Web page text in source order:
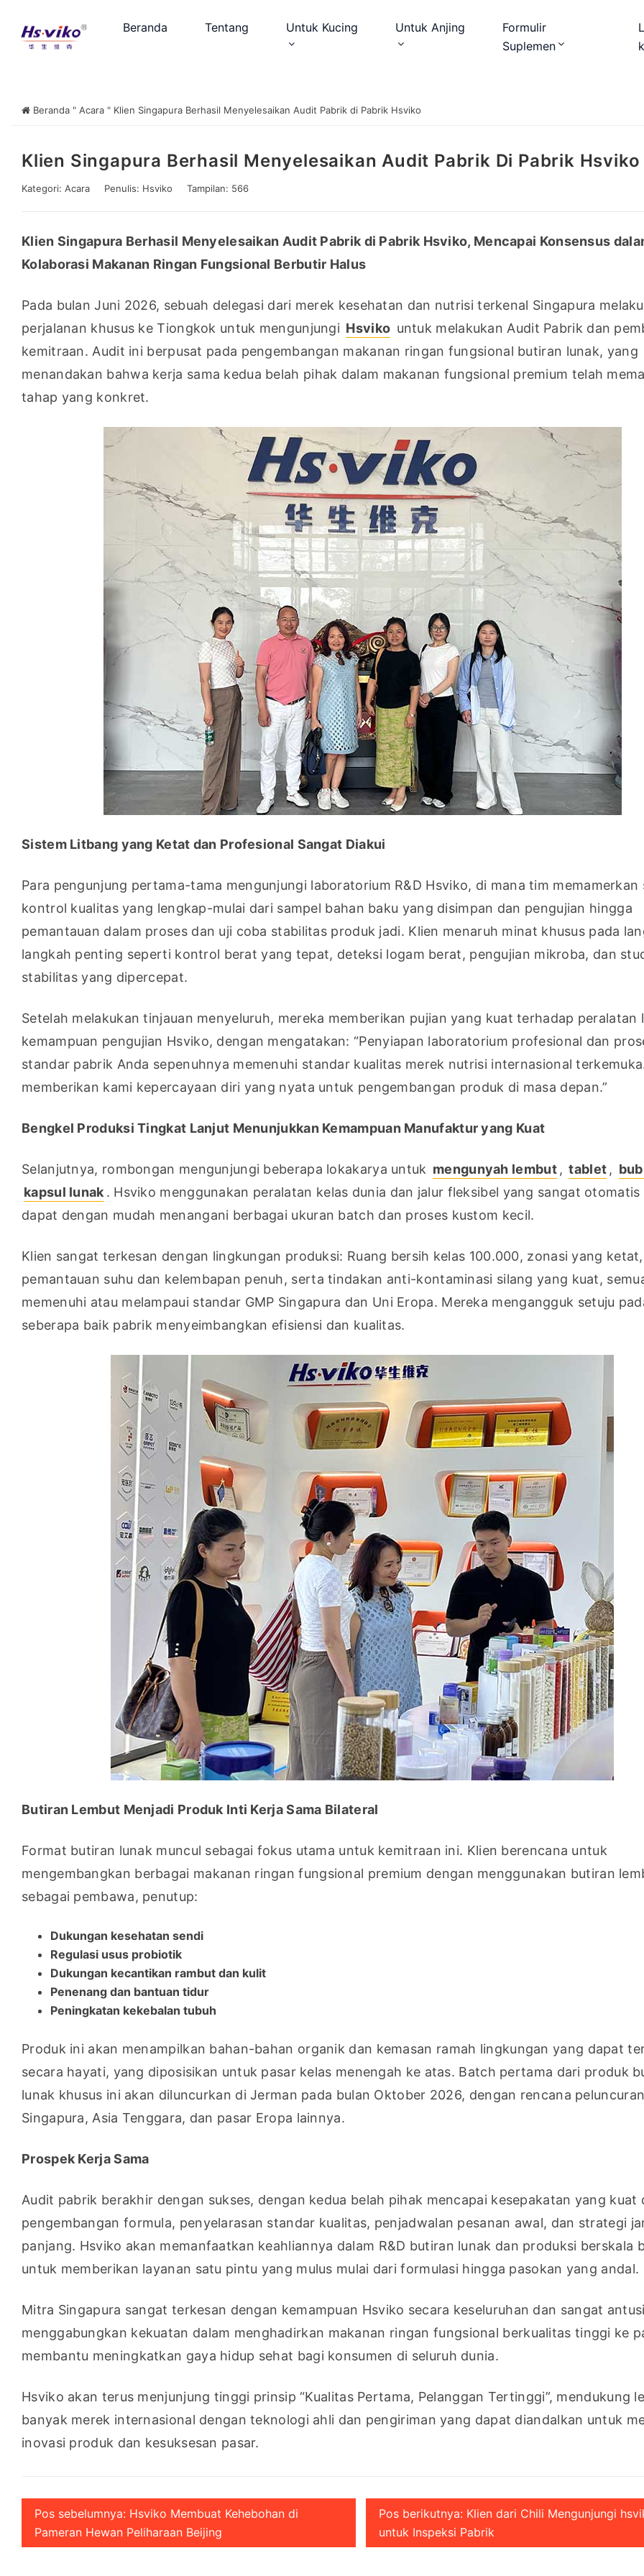
Beranda Tentang Untuk Kucing Untuk Anjing
Formulir
Suplemen
Beranda " Acara " Klien Singapura Berhasil Menyelesaikan Audit Pabrik di Pabrik Hsviko
Klien Singapura Berhasil Menyelesaikan Audit Pabrik Di Pabrik Hsviko
Kategori: Acara Penulis: Hsviko Tampilan: 566
Klien Singapura Berhasil Menyelesaikan Audit Pabrik di Pabrik Hsviko, Mencapai Konsensus
Kolaborasi Makanan Ringan Fungsional Berbutir Halus
Pada bulan Juni 2026, sebuah delegasi dari merek kesehatan dan nutrisi terkenal Singapura
perjalanan khusus ke Tiongkok untuk mengunjungi Hsviko untuk melakukan Audit Pabrik dan
kemitraan. Audit ini berpusat pada pengembangan makanan ringan fungsional butiran lunak, yang
menandakan bahwa kerja sama kedua belah pihak dalam makanan fungsional premium telah
tahap yang konkret.
Sistem Litbang yang Ketat dan Profesional Sangat Diakui
Para pengunjung pertama-tama mengunjungi laboratorium R&D Hsviko, di mana tim memamerkan
kontrol kualitas yang lengkap-mulai dari sampel bahan baku yang disimpan dan pengujian hingga
pemantauan dalam proses dan uji coba stabilitas produk jadi. Klien menaruh minat khusus pada
langkah penting seperti kontrol berat yang tepat, deteksi logam berat, pengujian mikroba, dan
stabilitas yang dipercepat.
Setelah melakukan tinjauan menyeluruh, mereka memberikan pujian yang kuat terhadap peralatan
kemampuan pengujian Hsviko, dengan mengatakan: “Penyiapan laboratorium profesional dan
standar pabrik Anda sepenuhnya memenuhi standar kualitas merek nutrisi internasional
memberikan kami kepercayaan diri yang nyata untuk pengembangan produk di masa depan.”
Bengkel Produksi Tingkat Lanjut Menunjukkan Kemampuan Manufaktur yang Kuat
Selanjutnya, rombongan mengunjungi beberapa lokakarya untuk mengunyah lembut , tablet ,
kapsul lunak . Hsviko menggunakan peralatan kelas dunia dan jalur fleksibel yang sangat otomatis
dapat dengan mudah menangani berbagai ukuran batch dan proses kustom kecil.
Klien sangat terkesan dengan lingkungan produksi: Ruang bersih kelas 100.000, zonasi yang ketat,
pemantauan suhu dan kelembapan penuh, serta tindakan anti-kontaminasi silang yang kuat,
memenuhi atau melampaui standar GMP Singapura dan Uni Eropa. Mereka mengangguk setuju
seberapa baik pabrik menyeimbangkan efisiensi dan kualitas.
Butiran Lembut Menjadi Produk Inti Kerja Sama Bilateral
Format butiran lunak muncul sebagai fokus utama untuk kemitraan ini. Klien berencana untuk
mengembangkan berbagai makanan ringan fungsional premium dengan menggunakan butiran
sebagai pembawa, penutup:
Dukungan kesehatan sendi
Regulasi usus probiotik
Dukungan kecantikan rambut dan kulit
Penenang dan bantuan tidur
Peningkatan kekebalan tubuh
Produk ini akan menampilkan bahan-bahan organik dan kemasan ramah lingkungan yang dapat
secara hayati, yang diposisikan untuk pasar kelas menengah ke atas. Batch pertama dari produk
lunak khusus ini akan diluncurkan di Jerman pada bulan Oktober 2026, dengan rencana
Singapura, Asia Tenggara, dan pasar Eropa lainnya.
Prospek Kerja Sama
Audit pabrik berakhir dengan sukses, dengan kedua belah pihak mencapai kesepakatan yang kuat
pengembangan formula, penyelarasan standar kualitas, penjadwalan pesanan awal, dan strategi
panjang. Hsviko akan memanfaatkan keahliannya dalam R&D butiran lunak dan produksi berskala
untuk memberikan layanan satu pintu yang mulus mulai dari formulasi hingga pasokan yang andal.
Mitra Singapura sangat terkesan dengan kemampuan Hsviko secara keseluruhan dan sangat
menggabungkan kekuatan dalam menghadirkan makanan ringan fungsional berkualitas tinggi ke
membantu meningkatkan gaya hidup sehat bagi konsumen di seluruh dunia.
Hsviko akan terus menjunjung tinggi prinsip “Kualitas Pertama, Pelanggan Tertinggi”, mendukung
banyak merek internasional dengan teknologi ahli dan pengiriman yang dapat diandalkan untuk
inovasi produk dan kesuksesan pasar.
Pos sebelumnya: Hsviko Membuat Kehebohan di
Pameran Hewan Peliharaan Beijing
Pos berikutnya: Klien dari Chili Mengunjungi
untuk Inspeksi Pabrik